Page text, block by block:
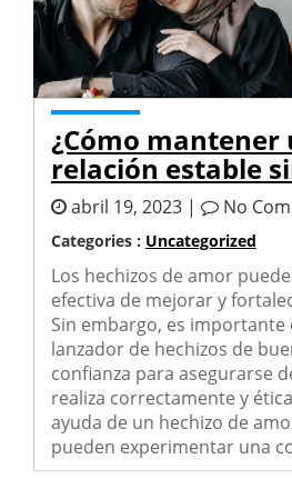
¿Cómo mantener
relación estable
abril 19, 2023 | No
Categories : Uncategorized
Los hechizos de amor
efectiva de mejorar y
Sin embargo, es
lanzador de hechizos de
confianza para asegurarse
realiza correctamente y
ayuda de un hechizo de
pueden experimentar una